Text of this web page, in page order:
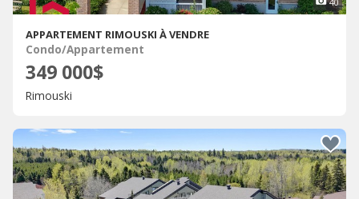
APPARTEMENT RIMOUSKI À VENDRE
Condo/Appartement
349 000$
Rimouski